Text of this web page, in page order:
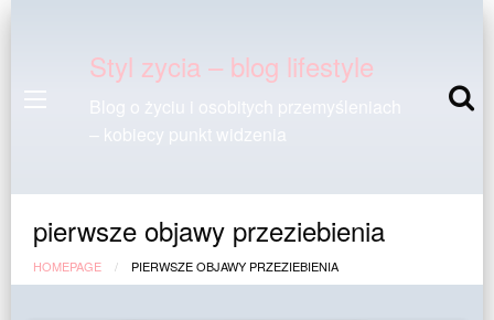
Styl zycia – blog lifestyle
– kobiecy punkt widzenia
pierwsze objawy przeziebienia
HOMEPAGE PIERWSZE OBJAWY PRZEZIEBIENIA